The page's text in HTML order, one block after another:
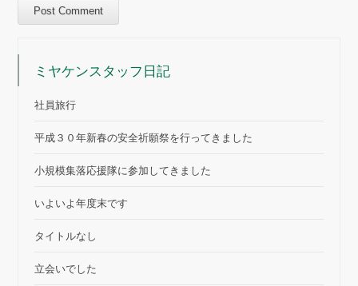
ミヤケンスタッフ日記
社員旅行
平成３０年新春の安全祈願祭を行ってきました
小規模集落応援隊に参加してきました
いよいよ年度末です
タイトルなし
立会いでした